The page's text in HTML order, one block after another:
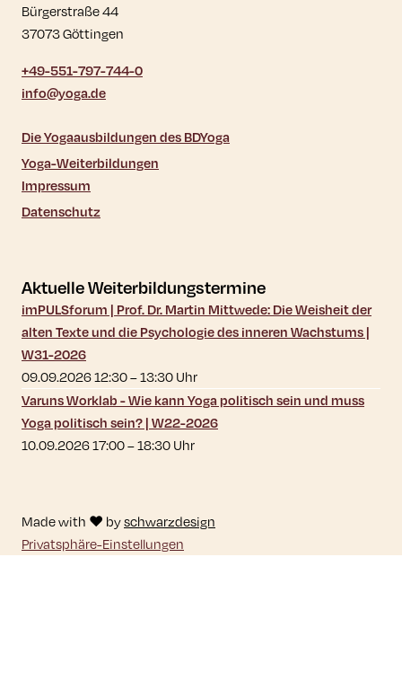
Bürgerstraße 44
37073 Göttingen
+49-551-797-744-0
info@yoga.de
Die Yogaausbildungen des BDYoga
Yoga-Weiterbildungen
Impressum
Datenschutz
Aktuelle Weiterbildungstermine
imPULSforum | Prof. Dr. Martin Mittwede: Die Weisheit der
alten Texte und die Psychologie des inneren Wachstums |
W31-2026
09.09.2026 12:30–13:30Uhr
Varuns Worklab - Wie kann Yoga politisch sein und muss
Yoga politisch sein? | W22-2026
10.09.2026 17:00–18:30Uhr
Made with ♥ byschwarzdesign
Privatsphäre-Einstellungen